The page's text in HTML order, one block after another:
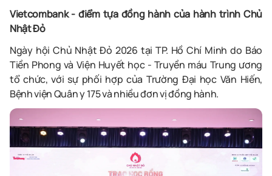
Vietcombank - điểm tựa đồng hành của hành trình Chủ
Nhật Đỏ
Ngày hội Chủ Nhật Đỏ 2026 tại TP. Hồ Chí Minh do Báo
Tiền Phong và Viện Huyết học - Truyền máu Trung ương
tổ chức, với sự phối hợp của Trường Đại học Văn Hiến,
Bệnh viện Quân y 175 và nhiều đơn vị đồng hành.